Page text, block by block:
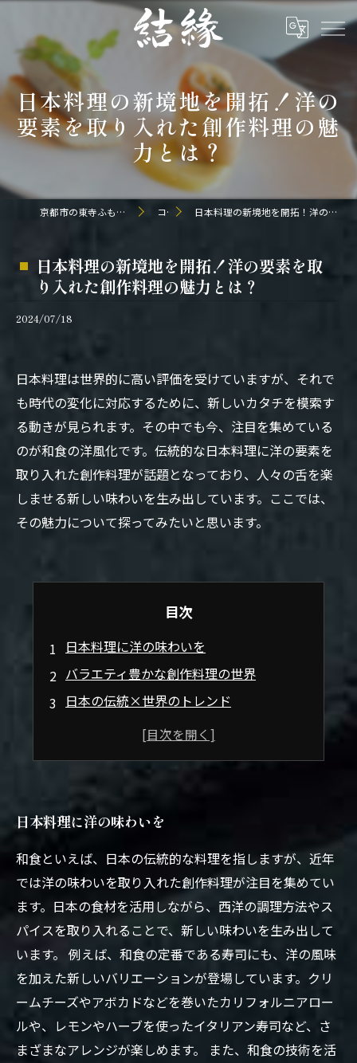
日本料理の新境地を開拓！洋の
要素を取り入れた創作料理の魅
力とは？
京都市の東寺ふもとの和食なら日本料理 結縁 コラム 日本料理の新境地を開拓！洋の要素を取り入れた創作料理の魅力とは？
日本料理の新境地を開拓！洋の要素を取
り入れた創作料理の魅力とは？
2024/07/18
日本料理は世界的に高い評価を受けていますが、それで
も時代の変化に対応するために、新しいカタチを模索す
る動きが見られます。その中でも今、注目を集めている
のが和食の洋風化です。伝統的な日本料理に洋の要素を
取り入れた創作料理が話題となっており、人々の舌を楽
しませる新しい味わいを生み出しています。ここでは、
その魅力について探ってみたいと思います。
目次
日本料理に洋の味わいを
バラエティ豊かな創作料理の世界
日本の伝統×世界のトレンド
美味しさと美しさを兼ね備えた料理
日本料理に洋の味わいを
和食といえば、日本の伝統的な料理を指しますが、近年
では洋の味わいを取り入れた創作料理が注目を集めてい
ます。日本の食材を活用しながら、西洋の調理方法やス
パイスを取り入れることで、新しい味わいを生み出して
います。 例えば、和食の定番である寿司にも、洋の風味
を加えた新しいバリエーションが登場しています。クリ
ームチーズやアボカドなどを巻いたカリフォルニアロー
ルや、レモンやハーブを使ったイタリアン寿司など、さ
まざまなアレンジが楽しめます。 また、和食の技術を活